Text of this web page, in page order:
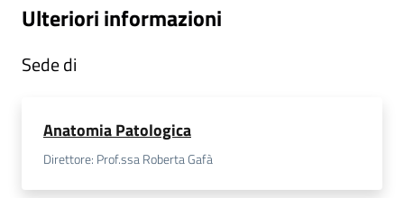
p
r
Ulteriori informazioni
Sede di
Anatomia Patologica
Direttore: Prof.ssa Roberta Gafà